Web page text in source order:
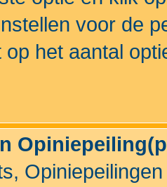
voor de
op het aantal